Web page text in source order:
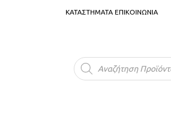
ΚΑΤΑΣΤΗΜΑΤΑ ΕΠΙΚΟΙΝΩΝΙΑ
Products
search